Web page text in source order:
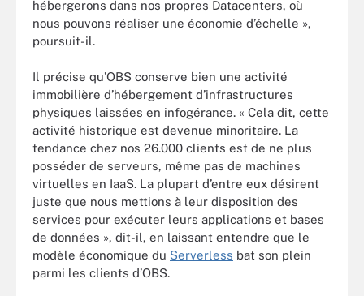
hébergerons dans nos propres Datacenters, où
nous pouvons réaliser une économie d’échelle »,
poursuit-il.
Il précise qu’OBS conserve bien une activité
immobilière d’hébergement d’infrastructures
physiques laissées en infogérance. « Cela dit, cette
activité historique est devenue minoritaire. La
tendance chez nos 26.000 clients est de ne plus
posséder de serveurs, même pas de machines
virtuelles en IaaS. La plupart d’entre eux désirent
juste que nous mettions à leur disposition des
services pour exécuter leurs applications et bases
de données », dit-il, en laissant entendre que le
modèle économique du Serverless bat son plein
parmi les clients d’OBS.